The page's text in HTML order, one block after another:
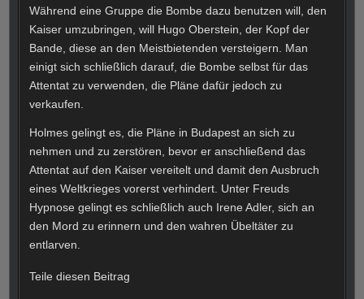
Während eine Gruppe die Bombe dazu benutzen will, den
Kaiser umzubringen, will Hugo Oberstein, der Kopf der
Bande, diese an den Meistbietenden versteigern. Man
einigt sich schließlich darauf, die Bombe selbst für das
Attentat zu verwenden, die Pläne dafür jedoch zu
verkaufen.
Holmes gelingt es, die Pläne in Budapest an sich zu
nehmen und zu zerstören, bevor er anschließend das
Attentat auf den Kaiser vereitelt und damit den Ausbruch
eines Weltkrieges vorerst verhindert. Unter Freuds
Hypnose gelingt es schließlich auch Irene Adler, sich an
den Mord zu erinnern und den wahren Übeltäter zu
entlarven.
Teile diesen Beitrag